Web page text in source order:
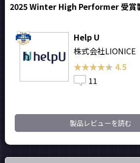
2025 Winter High Performer 受賞
Help U
株式会社LIONICE
★★★★★
★★★★★ 4.5
11
製品レビューを読む